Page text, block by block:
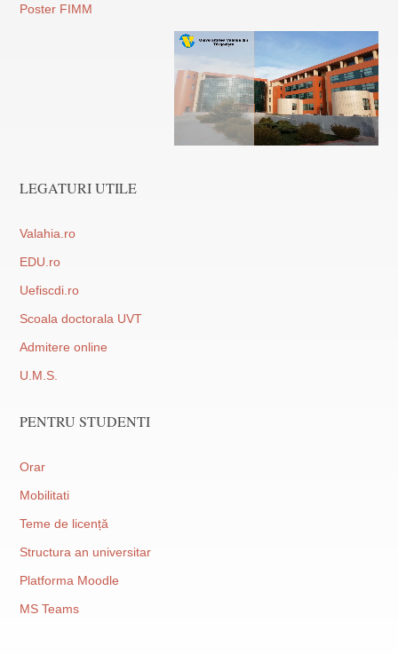
Poster FIMM
LEGATURI UTILE
Valahia.ro
EDU.ro
Uefiscdi.ro
Scoala doctorala UVT
Admitere online
U.M.S.
PENTRU STUDENTI
Orar
Mobilitati
Teme de licență
Structura an universitar
Platforma Moodle
MS Teams